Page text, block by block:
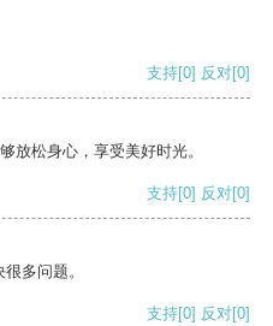
支持[0] 反对[0]
放松身心，享受美好时光。
支持[0] 反对[0]
多问题。
支持[0] 反对[0]